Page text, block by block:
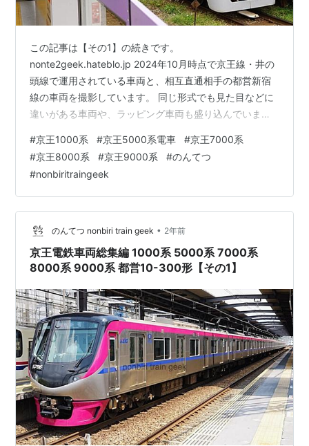
この記事は【その1】の続きです。
nonte2geek.hateblo.jp 2024年10月時点で京王線・井の
頭線で運用されている車両と、相互直通相手の都営新宿
線の車両を撮影しています。 同じ形式でも見た目などに
違いがある車両や、ラッピング車両も盛り込んでいま
だけます。 ▼クリックして再生 京王線 8000系 リニュー
アル（東芝PMSM）車 8000系に実施されているリニュ
ーアルでは、10両編成と8両編成で走行機器に別のメーカ
ーのものが採用されています。 10両編成が日立製に対
し、8両編成は東芝製の機器（永久磁石同期電動機、
PMSM）が採用…
#京王1000系 #京王5000系電車 #京王7000系
#京王8000系 #京王9000系 #のんてつ
#nonbiritraingeek
のんてつ nonbiri train geek • 2年前
京王電鉄車両総集編 1000系 5000系 7000系
8000系 9000系 都営10-300形【その1】